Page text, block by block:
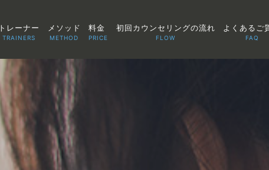
トレーナー
TRAINERS
メソッド
METHOD
料金
PRICE
初回カウンセリングの流れ
FLOW
よくあるご
FAQ